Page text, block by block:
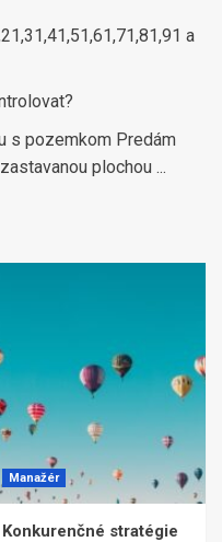
a
s pozemkom Predám
plochou ...
Manažér
Konkurenčné stratégie